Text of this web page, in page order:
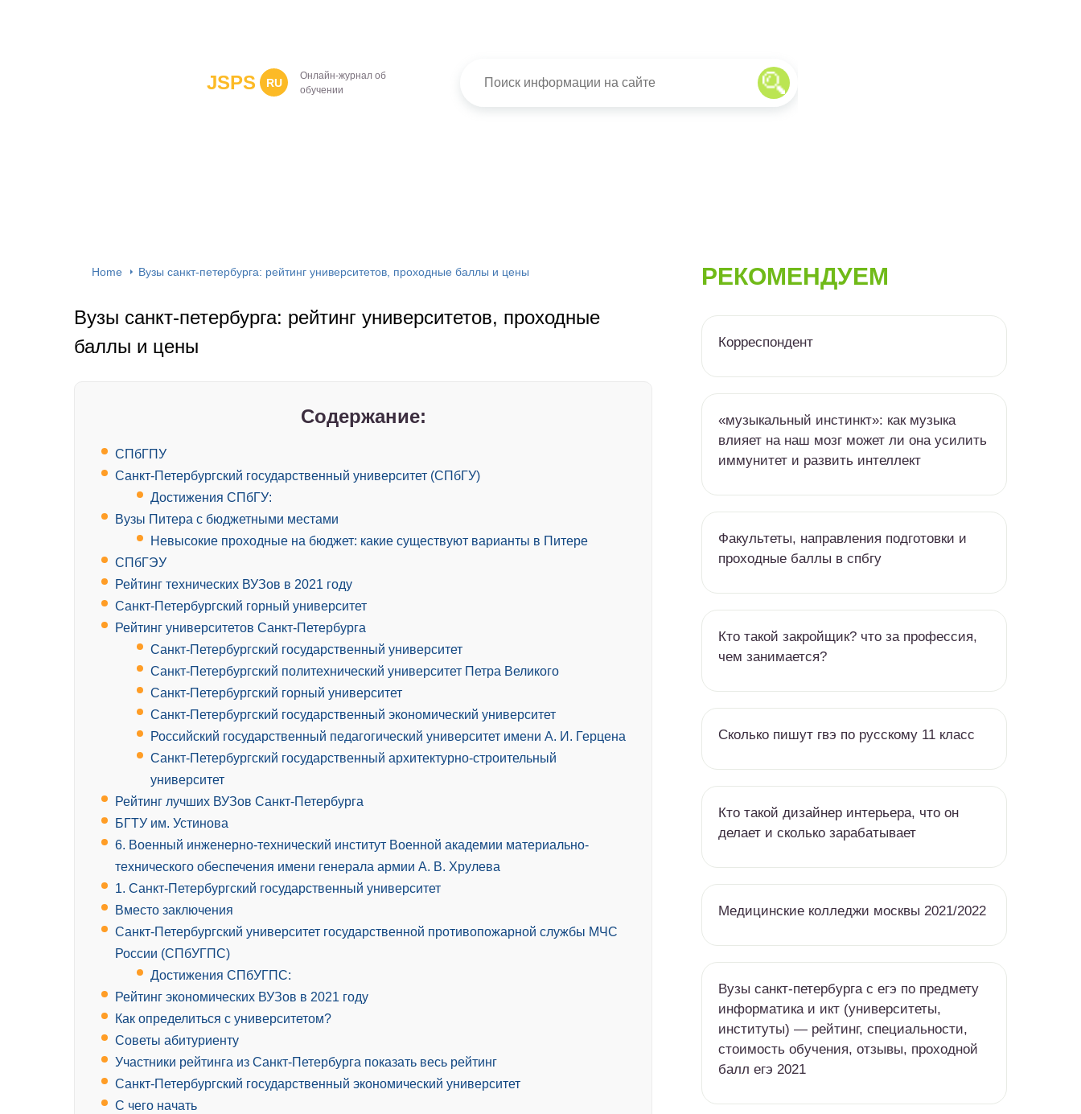
JSPS RU
Онлайн-журнал об
обучении
Home Вузы санкт-петербурга: рейтинг университетов, проходные баллы и цены
Вузы санкт-петербурга: рейтинг университетов, проходные
баллы и цены
Содержание:
СПбГПУ
Санкт-Петербургский государственный университет (СПбГУ)
Достижения СПбГУ:
Вузы Питера с бюджетными местами
Невысокие проходные на бюджет: какие существуют варианты в Питере
СПбГЭУ
Рейтинг технических ВУЗов в 2021 году
Санкт-Петербургский горный университет
Рейтинг университетов Санкт-Петербурга
Санкт-Петербургский государственный университет
Санкт-Петербургский политехнический университет Петра Великого
Санкт-Петербургский горный университет
Санкт-Петербургский государственный экономический университет
Российский государственный педагогический университет имени А. И. Герцена
Санкт-Петербургский государственный архитектурно-строительный
университет
Рейтинг лучших ВУЗов Санкт-Петербурга
БГТУ им. Устинова
6. Военный инженерно-технический институт Военной академии материально-
технического обеспечения имени генерала армии А. В. Хрулева
1. Санкт-Петербургский государственный университет
Вместо заключения
Санкт-Петербургский университет государственной противопожарной службы МЧС
России (СПбУГПС)
Достижения СПбУГПС:
Рейтинг экономических ВУЗов в 2021 году
Как определиться с университетом?
Советы абитуриенту
Участники рейтинга из Санкт-Петербурга показать весь рейтинг
Санкт-Петербургский государственный экономический университет
С чего начать
РЕКОМЕНДУЕМ
Корреспондент
«музыкальный инстинкт»: как музыка
влияет на наш мозг может ли она усилить
иммунитет и развить интеллект
Факультеты, направления подготовки и
проходные баллы в спбгу
Кто такой закройщик? что за профессия,
чем занимается?
Сколько пишут гвэ по русскому 11 класс
Кто такой дизайнер интерьера, что он
делает и сколько зарабатывает
Медицинские колледжи москвы 2021/2022
Вузы санкт-петербурга c егэ по предмету
информатика и икт (университеты,
институты) — рейтинг, специальности,
стоимость обучения, отзывы, проходной
балл егэ 2021